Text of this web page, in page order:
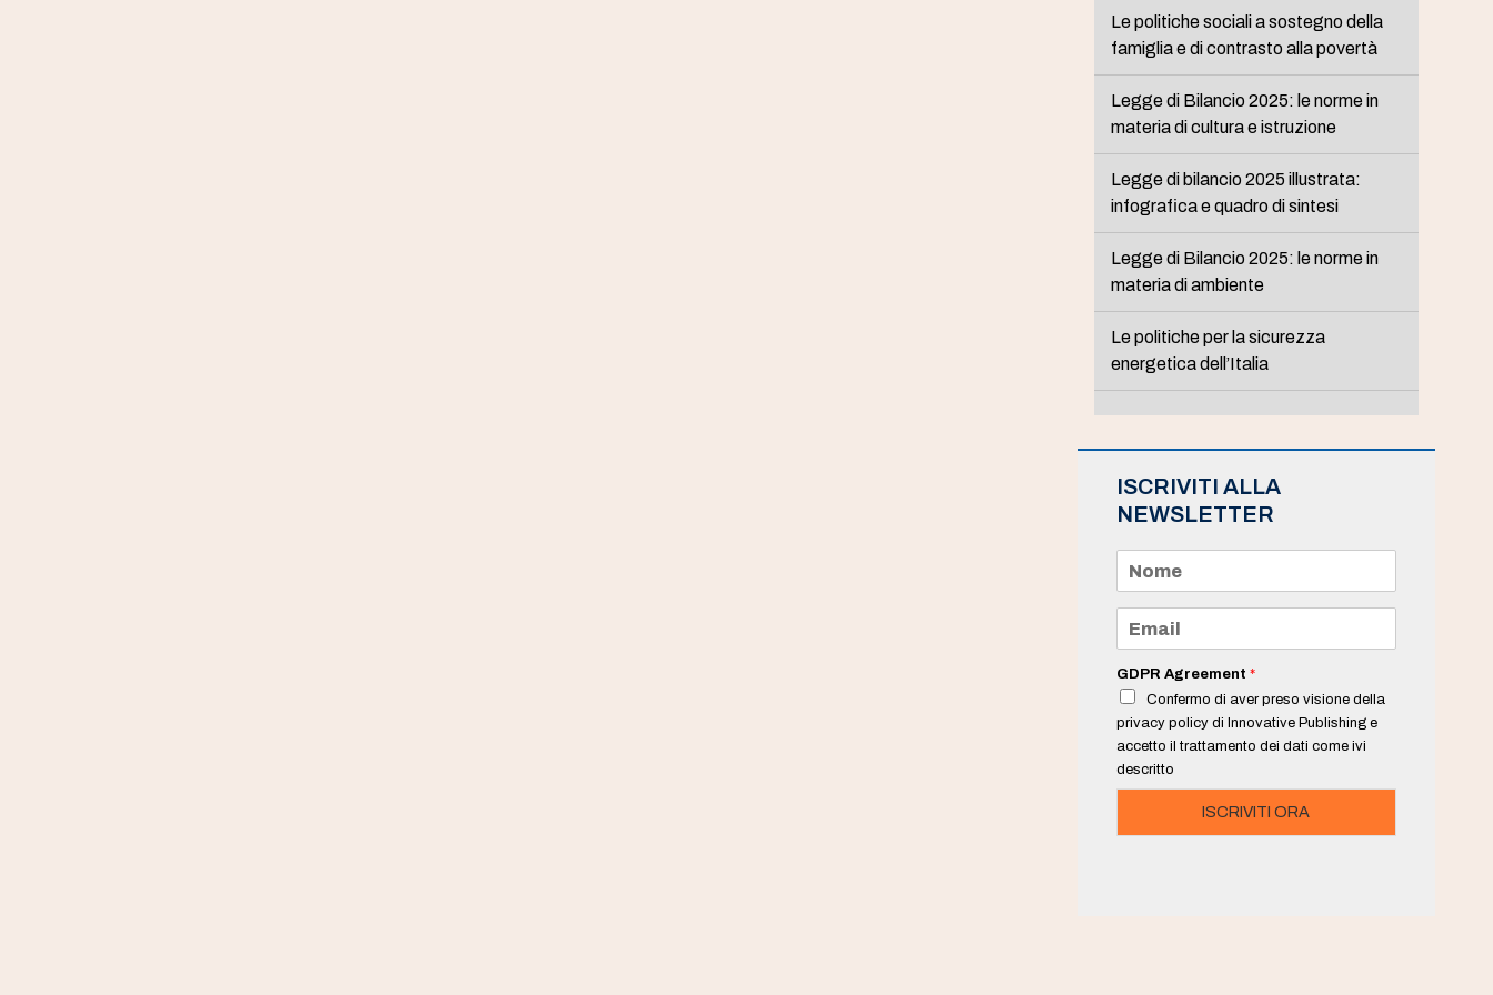
Le politiche sociali a sostegno della
famiglia e di contrasto alla povertà
Legge di Bilancio 2025: le norme in
materia di cultura e istruzione
Legge di bilancio 2025 illustrata:
infografica e quadro di sintesi
Legge di Bilancio 2025: le norme in
materia di ambiente
Le politiche per la sicurezza
energetica dell’Italia
ISCRIVITI ALLA
NEWSLETTER
m
e
a
i
*
GDPR Agreement *
Confermo di aver preso visione della
privacy policy di Innovative Publishing e
accetto il trattamento dei dati come ivi
descritto
ISCRIVITI ORA